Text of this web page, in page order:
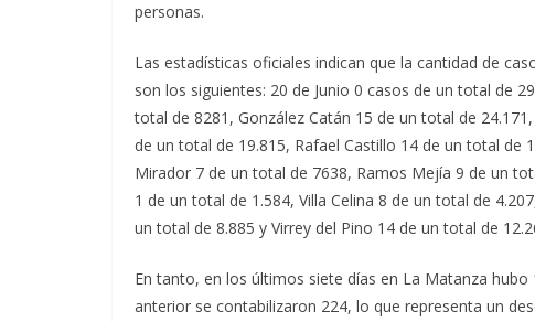
personas.
Las estadísticas oficiales indican que la cantidad de
son los siguientes: 20 de Junio 0 casos de un total de
total de 8281, González Catán 15 de un total de
de un total de 19.815, Rafael Castillo 14 de un total de
Mirador 7 de un total de 7638, Ramos Mejía 9 de un
1 de un total de 1.584, Villa Celina 8 de un total de
un total de 8.885 y Virrey del Pino 14 de un total de
En tanto, en los últimos siete días en La Matanza
anterior se contabilizaron 224, lo que representa un